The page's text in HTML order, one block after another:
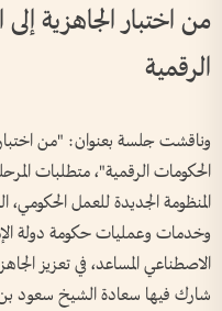
من اختبار الجاهزية
الرقمية
وناقشت جلسة بعنوان: "من اختبار
الحكومات الرقمية"، متطلبات
وخدمات وعمليات حكومة دولة
الاصطناعي المساعد، في تعزيز
شارك فيها سعادة الشيخ سعود بن